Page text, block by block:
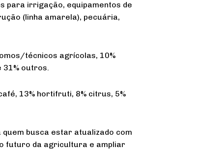
para irrigação, equipamentos de
(linha amarela), pecuária,
técnicos agrícolas, 10%
outros.
13% hortifruti, 8% citrus, 5%
busca estar atualizado com
futuro da agricultura e ampliar